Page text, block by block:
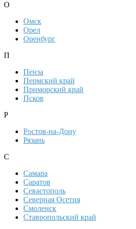
О
Омск
Орел
Оренбург
П
Пенза
Пермский край
Приморский край
Псков
Р
Ростов-на-Дону
Рязань
С
Самара
Саратов
Севастополь
Северная Осетия
Смоленск
Ставропольский край